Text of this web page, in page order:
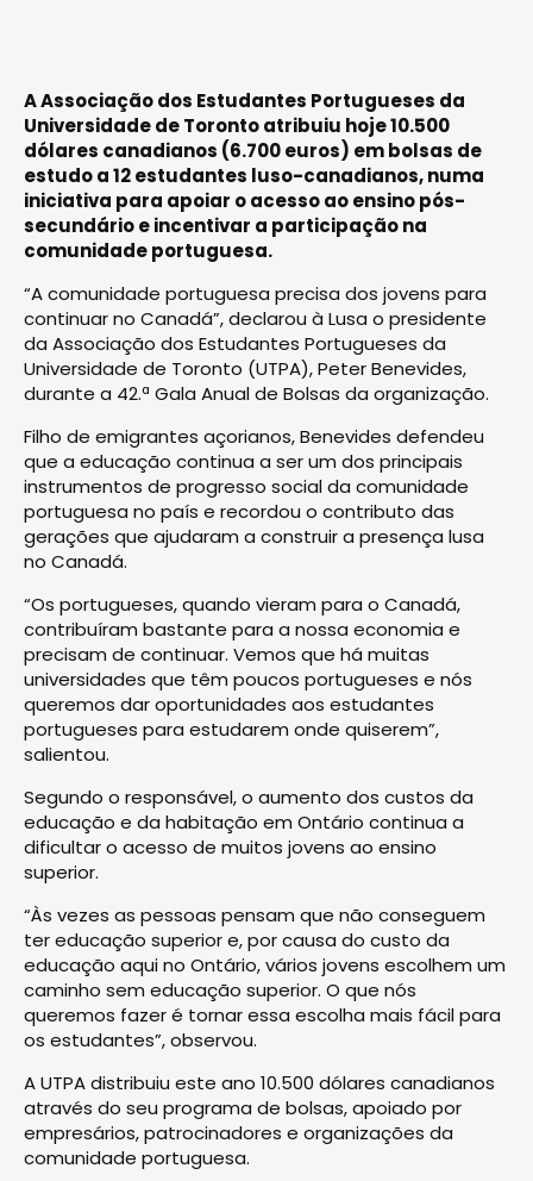
A Associação dos Estudantes Portugueses da
Universidade de Toronto atribuiu hoje 10.500
dólares canadianos (6.700 euros) em bolsas de
estudo a 12 estudantes luso-canadianos, numa
iniciativa para apoiar o acesso ao ensino pós-
secundário e incentivar a participação na
comunidade portuguesa.
“A comunidade portuguesa precisa dos jovens para
continuar no Canadá”, declarou à Lusa o presidente
da Associação dos Estudantes Portugueses da
Universidade de Toronto (UTPA), Peter Benevides,
durante a 42.ª Gala Anual de Bolsas da organização.
Filho de emigrantes açorianos, Benevides defendeu
que a educação continua a ser um dos principais
instrumentos de progresso social da comunidade
portuguesa no país e recordou o contributo das
gerações que ajudaram a construir a presença lusa
no Canadá.
“Os portugueses, quando vieram para o Canadá,
contribuíram bastante para a nossa economia e
precisam de continuar. Vemos que há muitas
universidades que têm poucos portugueses e nós
queremos dar oportunidades aos estudantes
portugueses para estudarem onde quiserem”,
salientou.
Segundo o responsável, o aumento dos custos da
educação e da habitação em Ontário continua a
dificultar o acesso de muitos jovens ao ensino
superior.
“Às vezes as pessoas pensam que não conseguem
ter educação superior e, por causa do custo da
educação aqui no Ontário, vários jovens escolhem um
caminho sem educação superior. O que nós
queremos fazer é tornar essa escolha mais fácil para
os estudantes”, observou.
A UTPA distribuiu este ano 10.500 dólares canadianos
através do seu programa de bolsas, apoiado por
empresários, patrocinadores e organizações da
comunidade portuguesa.